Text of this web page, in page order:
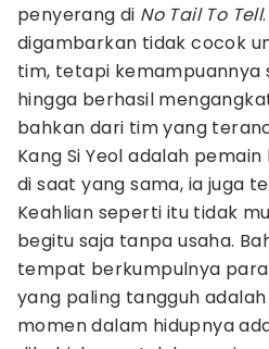
penyerang di No Tail To Tell
digambarkan tidak cocok
tim, tetapi kemampuannya
hingga berhasil
bahkan dari tim yang
Kang Si Yeol adalah
di saat yang sama, ia juga
Keahlian seperti itu tidak
begitu saja tanpa usaha.
tempat berkumpulnya
yang paling tangguh adalah
momen dalam hidupnya